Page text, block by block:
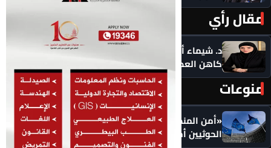
مقال رأي
د. شيماء أحمدين تكتب .. حين يصبح الذكاء الاصطناعي
كاهن العصر: هل نستبدل التأمل بالاستهلاك؟
منوعات المزيد ‹
«أمن المنطقة في خطر».. الاتحاد الأوروبي يضع
الحوثيين أمام مسؤولياتهم: أوقفوا الهجمات فورًا